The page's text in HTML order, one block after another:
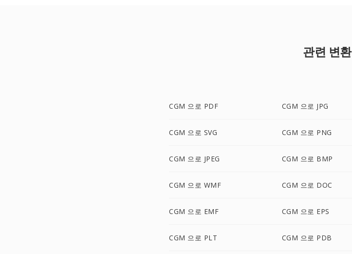
관련 변환
CGM 으로 PDF CGM 으로 JPG
CGM 으로 SVG CGM 으로 PNG
CGM 으로 JPEG CGM 으로 BMP
CGM 으로 WMF CGM 으로 DOC
CGM 으로 EMF CGM 으로 EPS
CGM 으로 PLT CGM 으로 PDB